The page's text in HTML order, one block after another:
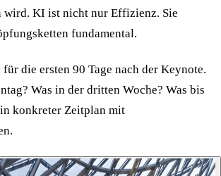
wird. KI ist nicht nur Effizienz. Sie
fundamental.
die ersten 90 Tage nach der Keynote.
Was in der dritten Woche? Was bis
konkreter Zeitplan mit